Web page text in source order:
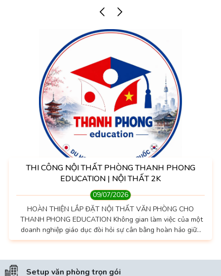
THI CÔNG NỘI THẤT PHÒNG THANH PHONG
EDUCATION | NỘI THẤT 2K
09/07/2026
HOÀN THIỆN LẮP ĐẶT NỘI THẤT VĂN PHÒNG CHO
THANH PHONG EDUCATION Không gian làm việc của một
doanh nghiệp giáo dục đòi hỏi sự cân bằng hoàn hảo giữa
tính chuyên nghiệp, thẩm mỹ hiện đại và công năng tối ưu
sư của chúng tôi đã chính thức bàn giao dự án thiết kế và
lắp đặt nội thất văn phòng trọn gói cho Thanh Phong
Setup văn phòng trọn gói